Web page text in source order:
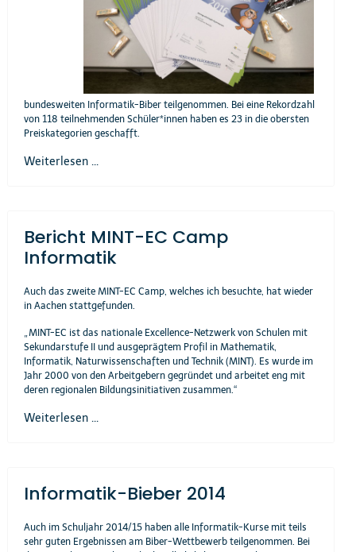
bundesweiten Informatik-Biber teilgenommen. Bei eine Rekordzahl
von 118 teilnehmenden Schüler*innen haben es 23 in die obersten
Preiskategorien geschafft.
Weiterlesen ...
Bericht MINT-EC Camp
Informatik
Auch das zweite MINT-EC Camp, welches ich besuchte, hat wieder
in Aachen stattgefunden.
„MINT-EC ist das nationale Excellence-Netzwerk von Schulen mit
Sekundarstufe II und ausgeprägtem Profil in Mathematik,
Informatik, Naturwissenschaften und Technik (MINT). Es wurde im
Jahr 2000 von den Arbeitgebern gegründet und arbeitet eng mit
deren regionalen Bildungsinitiativen zusammen.“
Weiterlesen ...
Informatik-Bieber 2014
Auch im Schuljahr 2014/15 haben alle Informatik-Kurse mit teils
sehr guten Ergebnissen am Biber-Wettbewerb teilgenommen. Bei